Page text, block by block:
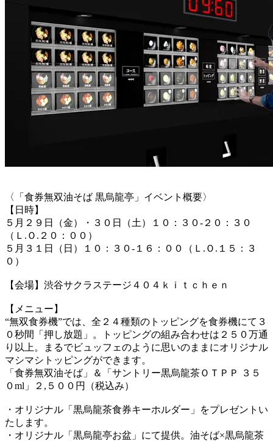
〈「食券無双油そば 黒烏龍亭」イベント概要〉
【日時】
５月２９日（金）・３０日（土）１０：３０-２０：３０
（Ｌ.Ｏ.２０：００）
５月３１日（日）１０：３０-１６：００（Ｌ.Ｏ.１５：３
０）
【会場】渋谷サクラステージ４０４ｋｉｔｃｈｅｎ
【メニュー】
“無双食券機”では、全２４種類のトッピングを食券機にて３
０秒間「押し放題」。トッピングの組み合わせは２５０万通
り以上。まるでビュッフェのように思いのままにオリジナル
マシマシトッピングができます。
「食券無双油そば」＆「サントリー黒烏龍茶ＯＴＰＰ ３５
０ml」２,５００円（税込み）
・オリジナル「黒烏龍茶食券キーホルダー」をプレゼントい
たします。
・オリジナル「黒烏龍亭お盆」にて提供。油そば×黒烏龍茶